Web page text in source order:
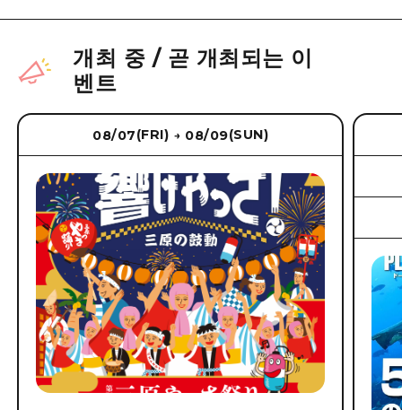
개최 중 / 곧 개최되는 이
벤트
08/07(FRI) → 08/09(SUN)